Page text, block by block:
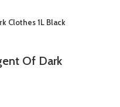
Clothes 1L Black
Of Dark